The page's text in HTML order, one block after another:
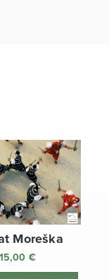
Moreška
15,00 €